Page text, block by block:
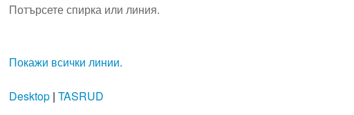
Потърсете спирка или линия.
Покажи всички линии.
Desktop| TASRUD